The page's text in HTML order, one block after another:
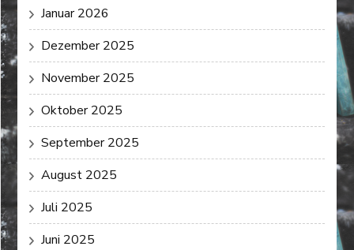
Januar 2026
Dezember 2025
November 2025
Oktober 2025
September 2025
August 2025
Juli 2025
Juni 2025